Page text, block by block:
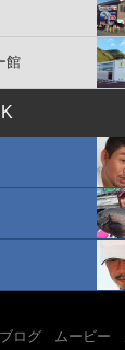
館
ブログ ムービー